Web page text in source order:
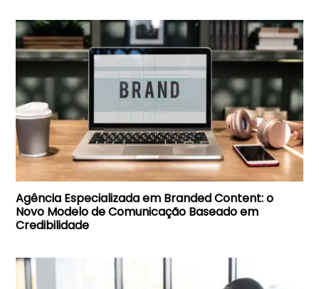
Agência Especializada em Branded Content: o
Novo Modelo de Comunicação Baseado em
Credibilidade